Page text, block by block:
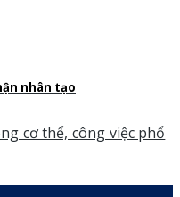
nhân tạo
cơ thể, công việc phổ